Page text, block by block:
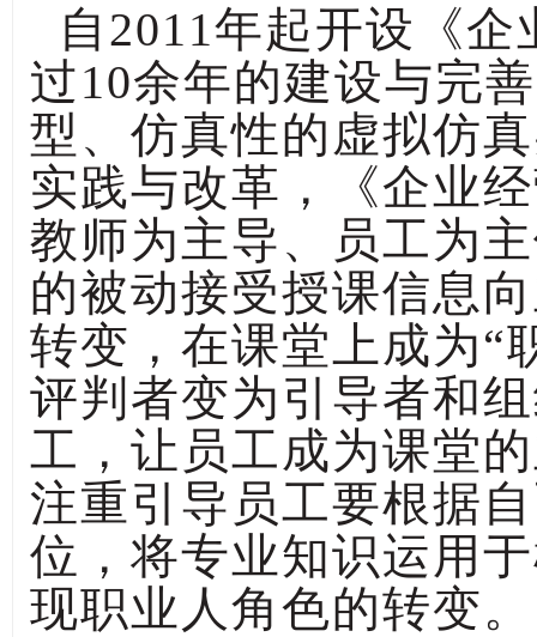
自2011年起开设《
过10余年的建设与完
型、仿真性的虚拟仿
实践与改革，《企业
教师为主导、员工为
的被动接受授课信息
转变，在课堂上成为“
评判者变为引导者和
工，让员工成为课堂
注重引导员工要根据
位，将专业知识运用
现职业人角色的转变。